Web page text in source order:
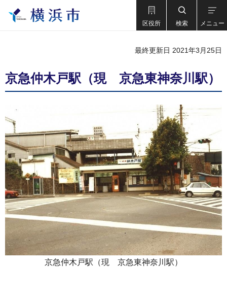
区役所 検索 メニュー
最終更新日 2021年3月25日
京急仲木戸駅（現 京急東神奈川駅）
京急仲木戸駅（現 京急東神奈川駅）